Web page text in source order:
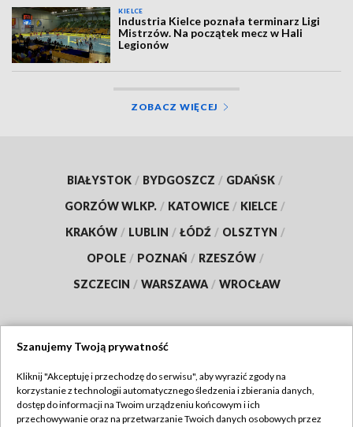
KIELCE
Industria Kielce poznała terminarz Ligi
Mistrzów. Na początek mecz w Hali
Legionów
ZOBACZ WIĘCEJ
BIAŁYSTOK / BYDGOSZCZ / GDAŃSK /
GORZÓW WLKP. / KATOWICE / KIELCE /
KRAKÓW / LUBLIN / ŁÓDŹ / OLSZTYN /
OPOLE / POZNAŃ / RZESZÓW /
SZCZECIN / WARSZAWA / WROCŁAW
TVP
Abonament TVP
Regulamin TVP
Szanujemy Twoją prywatność
Kliknij "Akceptuję i przechodzę do serwisu", aby wyrazić zgody na
korzystanie z technologii automatycznego śledzenia i zbierania danych,
dostęp do informacji na Twoim urządzeniu końcowym i ich
przechowywanie oraz na przetwarzanie Twoich danych osobowych przez